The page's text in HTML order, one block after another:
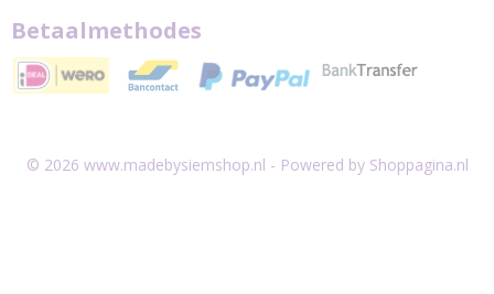
Betaalmethodes
© 2026 www.madebysiemshop.nl - Powered by Shoppagina.nl